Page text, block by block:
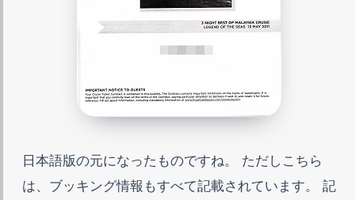
日本語版の元になったものですね。 ただしこちら
は、ブッキング情報もすべて記載されています。 記